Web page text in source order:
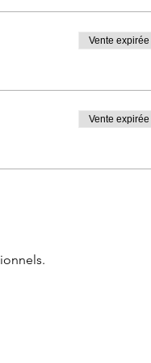
passer sous le porche du
Vente expirée
Vente expirée